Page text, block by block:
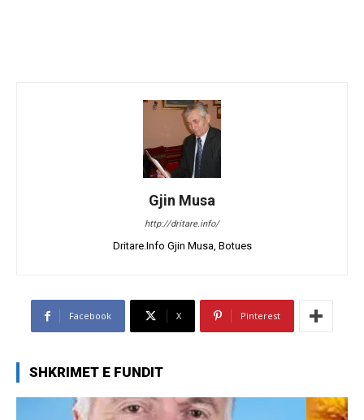
Gjin Musa
http://dritare.info/
Dritare.Info Gjin Musa, Botues
Facebook X Pinterest
SHKRIMET E FUNDIT